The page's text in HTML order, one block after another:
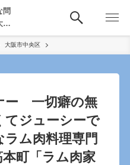
問
べ
大阪市中央区
ー 一切癖の無
てジューシーで
ム肉料理専門
町「ラム肉家